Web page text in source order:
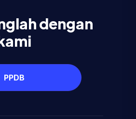
dengan
PPDB